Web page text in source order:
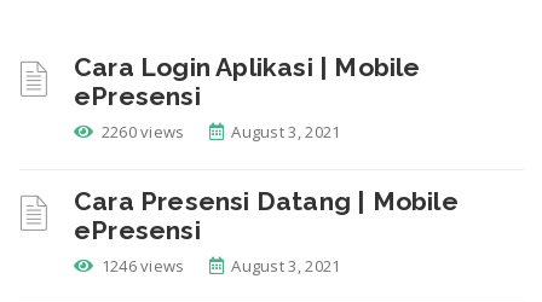
Cara Login Aplikasi | Mobile
ePresensi
2260 views August 3, 2021
Cara Presensi Datang | Mobile
ePresensi
1246 views August 3, 2021